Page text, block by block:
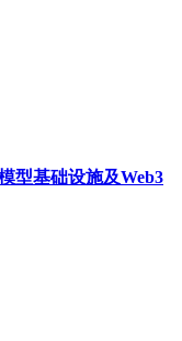
型基础设施及Web3